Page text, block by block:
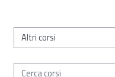
Categorie di corso
Cerca corsi